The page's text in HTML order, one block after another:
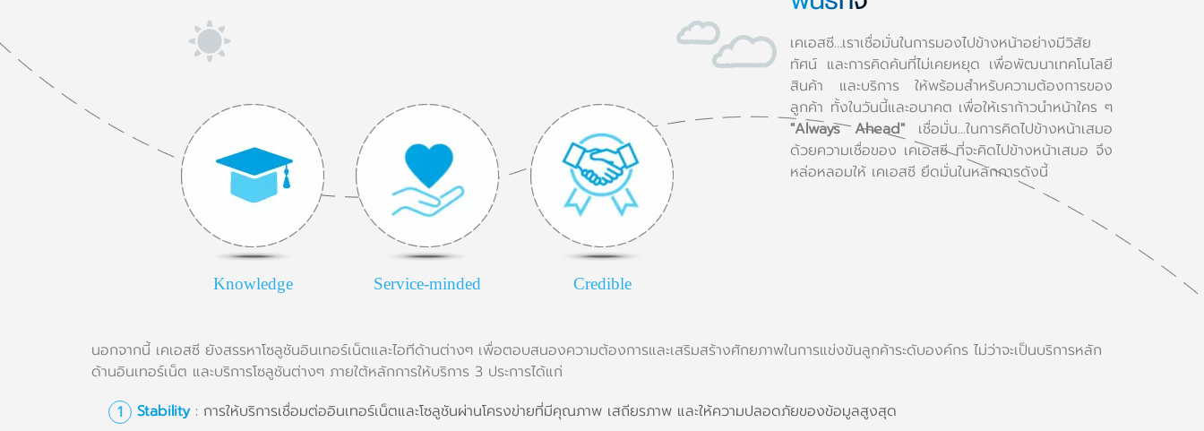
Knowledge Service-minded Credible
เคเอสซี…เราเชื่อมั่นในการมองไปข้างหน้าอย่างมีวิสัย
ทัศน์ และการคิดค้นที่ไม่เคยหยุด เพื่อพัฒนาเทคโนโลยี
สินค้า และบริการ ให้พร้อมสำหรับความต้องการของ
ลูกค้า ทั้งในวันนี้และอนาคต เพื่อให้เราก้าวนำหน้าใคร ๆ
"Always Ahead"เชื่อมั่น...ในการคิดไปข้างหน้าเสมอ
ด้วยความเชื่อของ เคเอสซี ที่จะคิดไปข้างหน้าเสมอ จึง
หล่อหลอมให้ เคเอสซี ยึดมั่นในหลักการดังนี้
นอกจากนี้ เคเอสซี ยังสรรหาโซลูชันอินเทอร์เน็ตและไอทีด้านต่างๆ เพื่อตอบสนองความต้องการและเสริมสร้างศักยภาพในการแข่งขันลูกค้าระดับองค์กร ไม่ว่าจะเป็นบริการหลัก
ด้านอินเทอร์เน็ต และบริการโซลูชันต่างๆ ภายใต้หลักการให้บริการ 3 ประการได้แก่
Stability: การให้บริการเชื่อมต่ออินเทอร์เน็ตและโซลูชันผ่านโครงข่ายที่มีคุณภาพ เสถียรภาพ และให้ความปลอดภัยของข้อมูลสูงสุด